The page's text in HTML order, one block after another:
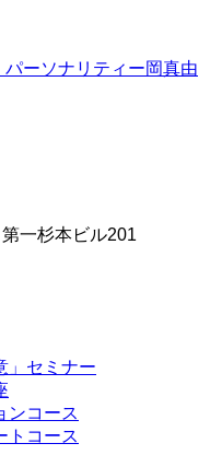
一杉本ビル201
」セミナー
ンコース
トコース